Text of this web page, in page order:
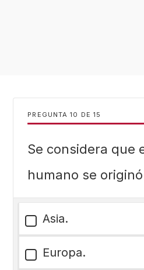
PREGUNTA DE 15
Se considera que
humano se
Asia.
Europa.